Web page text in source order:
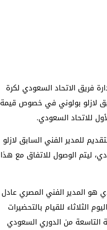
مجلس إدارة فريق الاتحاد السعودي لكرة
لازلو بولوني في خصوص قيمة
للاتحاد السعودي.
للمدير الفني السابق لازلو
ليتم الوصول للاتفاق مع هذا
هو المدير الفني المصري عادل
الثلاثاء للقيام بالتحضيرات
التاسعة من الدوري السعودي